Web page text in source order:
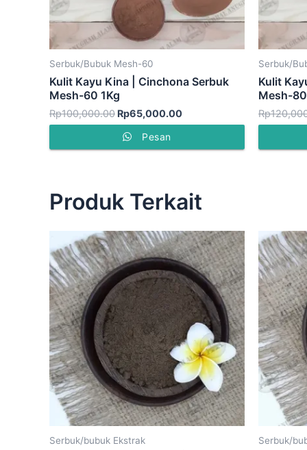
Serbuk/Bubuk Mesh-60
Kulit Kayu Kina | Cinchona Serbuk
Mesh-60 1Kg
Rp100,000.00 Rp65,000.00
Pesan
Serbuk/
Kulit
Mesh-80
Rp
Produk Terkait
Serbuk/bubuk Ekstrak Serbuk/